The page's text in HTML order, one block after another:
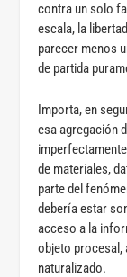
contra un solo
escala, la
parecer menos
de partida
Importa, en
esa agregación
de materiales,
parte del
debería estar
acceso a la
objeto procesal,
naturalizado.